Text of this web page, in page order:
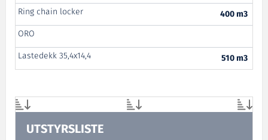
Ring chain locker
400 m3
ORO
Lastedekk 35,4x14,4
510 m3
UTSTYRSLISTE